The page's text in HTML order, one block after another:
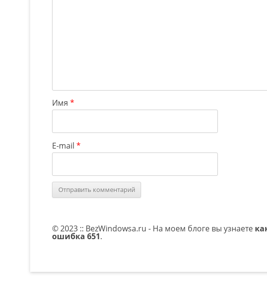
Имя*
E-mail*
© 2023 :: BezWindowsa.ru - На моем блоге вы узнаете
ошибка 651.